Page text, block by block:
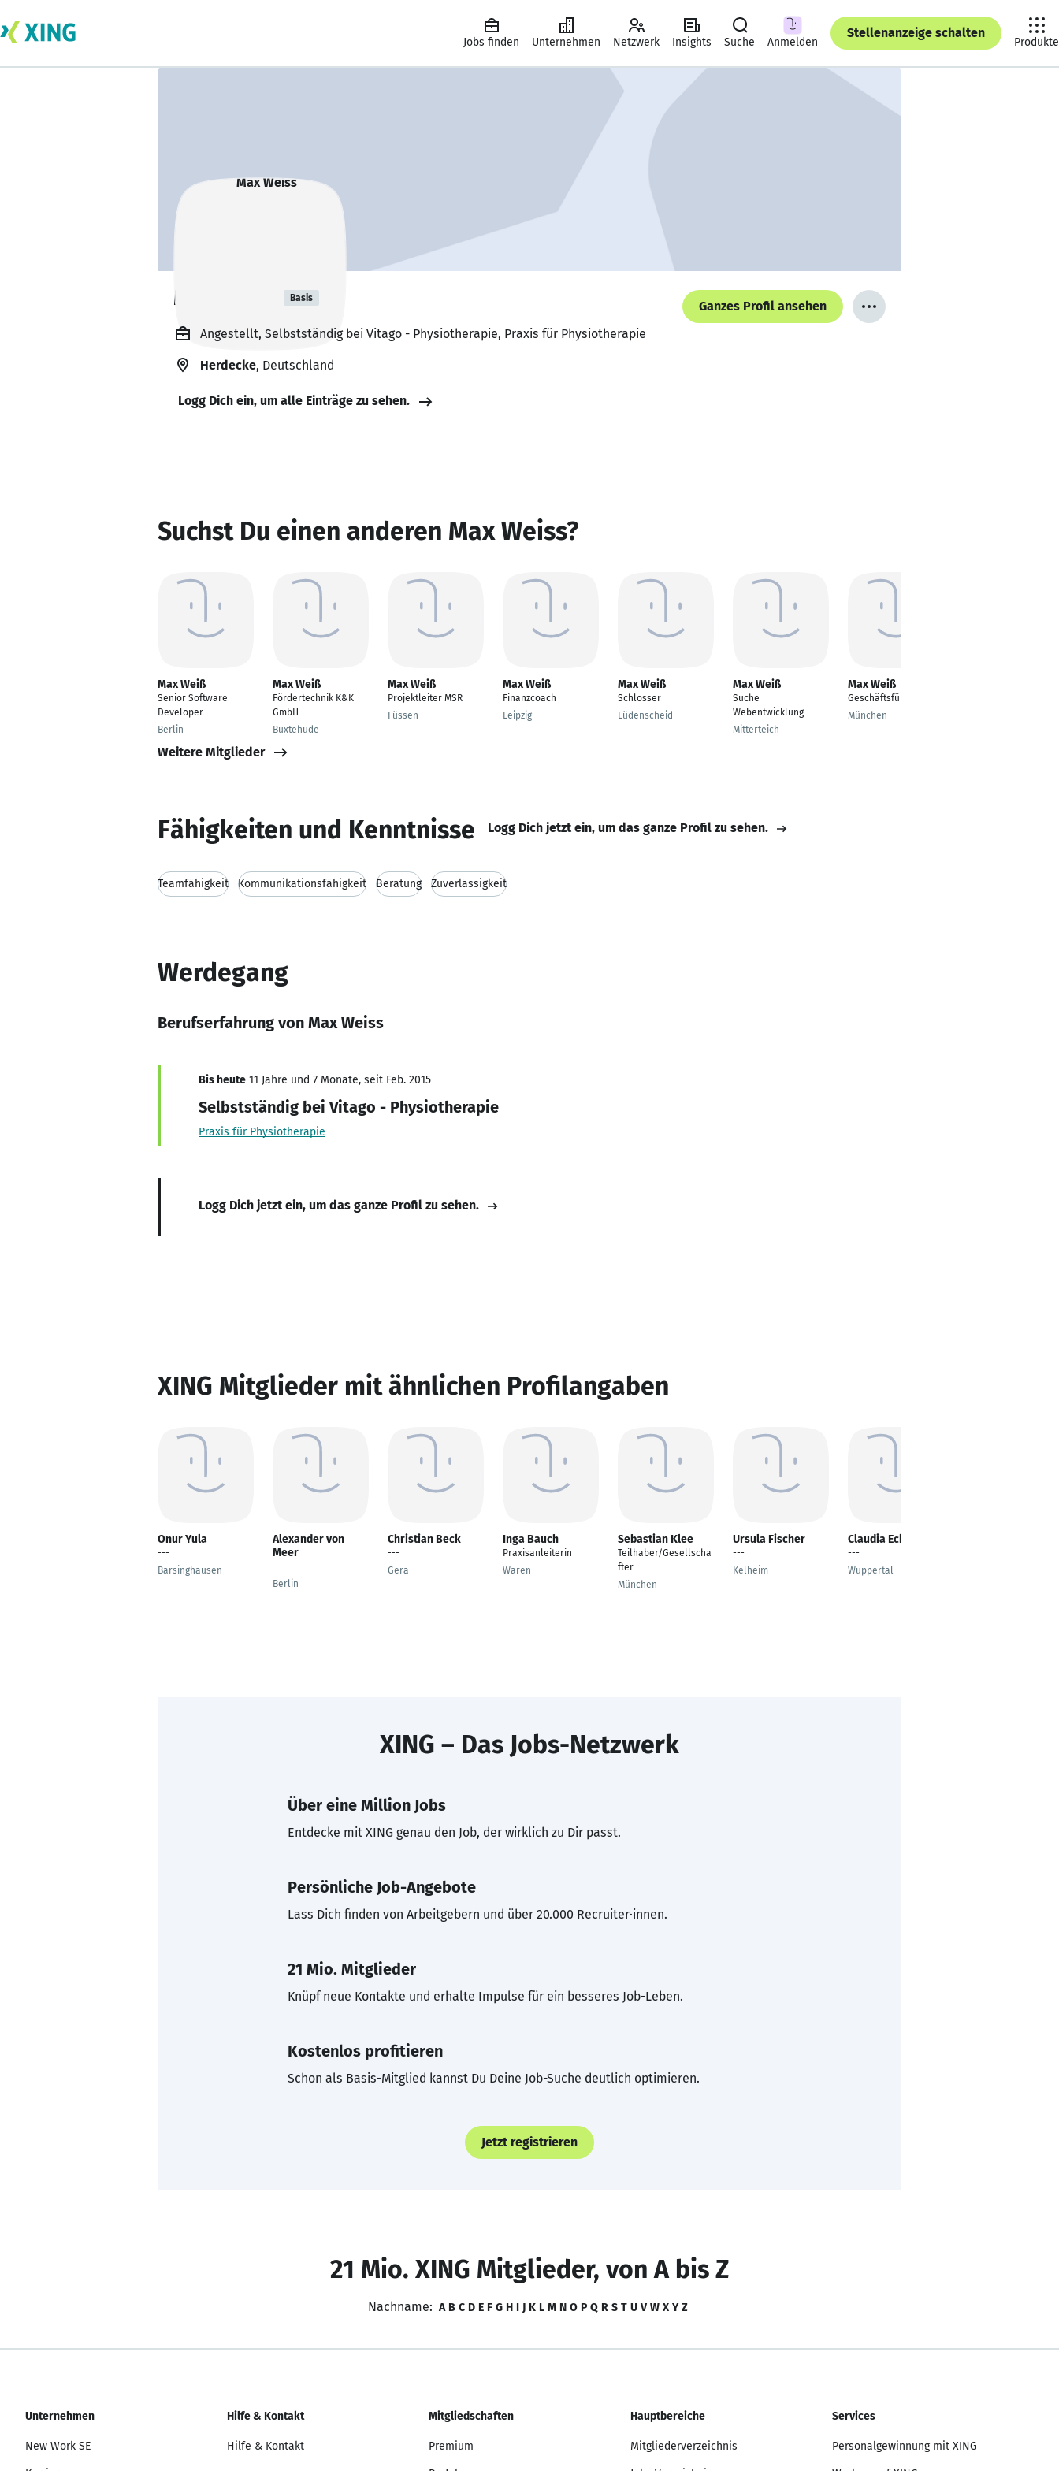
Jobs finden Unternehmen Netzwerk Insights Suche Anmelden
Stellenanzeige schalten
Produkte
Max Weiss Basis
Ganzes Profil ansehen
Angestellt, Selbstständig bei Vitago - Physiotherapie, Praxis für Physiotherapie
Herdecke, Deutschland
Logg Dich ein, um alle Einträge zu sehen.
Suchst Du einen anderen Max Weiss?
Max Weiß
Senior Software
Developer
Berlin
Max Weiß
Fördertechnik K&K
GmbH
Buxtehude
Max Weiß
Projektleiter MSR
Füssen
Max Weiß
Finanzcoach
Leipzig
Max Weiß
Schlosser
Lüdenscheid
Max Weiß
Suche
Webentwicklung
Mitterteich
Max Weiß
Geschäftsführer
München
Weitere Mitglieder
Fähigkeiten und Kenntnisse Logg Dich jetzt ein, um das ganze Profil zu sehen.
Teamfähigkeit Kommunikationsfähigkeit Beratung Zuverlässigkeit
Werdegang
Berufserfahrung von Max Weiss
Bis heute 11 Jahre und 7 Monate, seit Feb. 2015
Selbstständig bei Vitago - Physiotherapie
Praxis für Physiotherapie
Logg Dich jetzt ein, um das ganze Profil zu sehen.
XING Mitglieder mit ähnlichen Profilangaben
Onur Yula
---
Barsinghausen
Alexander von
Meer
---
Berlin
Christian Beck
---
Gera
Inga Bauch
Praxisanleiterin
Waren
Sebastian Klee
Teilhaber/Gesellscha
fter
München
Ursula Fischer
---
Kelheim
Claudia Eckstein
---
Wuppertal
XING – Das Jobs-Netzwerk
Über eine Million Jobs
Entdecke mit XING genau den Job, der wirklich zu Dir passt.
Persönliche Job-Angebote
Lass Dich finden von Arbeitgebern und über 20.000 Recruiter·innen.
21 Mio. Mitglieder
Knüpf neue Kontakte und erhalte Impulse für ein besseres Job-Leben.
Kostenlos profitieren
Schon als Basis-Mitglied kannst Du Deine Job-Suche deutlich optimieren.
Jetzt registrieren
21 Mio. XING Mitglieder, von A bis Z
Nachname: A B C D E F G H I J K L M N O P Q R S T U V W X Y Z
Unternehmen
New Work SE
Hilfe & Kontakt
Hilfe & Kontakt
Mitgliedschaften
Premium
Hauptbereiche
Mitgliederverzeichnis
Services
Personalgewinnung mit XING